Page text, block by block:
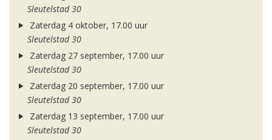
Sleutelstad 30
Zaterdag 4 oktober, 17.00 uur
Sleutelstad 30
Zaterdag 27 september, 17.00 uur
Sleutelstad 30
Zaterdag 20 september, 17.00 uur
Sleutelstad 30
Zaterdag 13 september, 17.00 uur
Sleutelstad 30